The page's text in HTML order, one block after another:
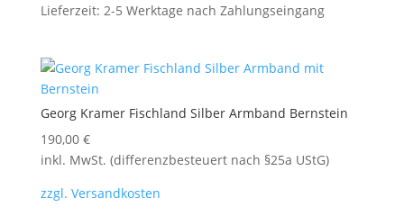
Lieferzeit: 2-5 Werktage nach Zahlungseingang
Georg Kramer Fischland Silber Armband Bernstein
190,00 €
inkl. MwSt. (differenzbesteuert nach §25a UStG)
zzgl. Versandkosten